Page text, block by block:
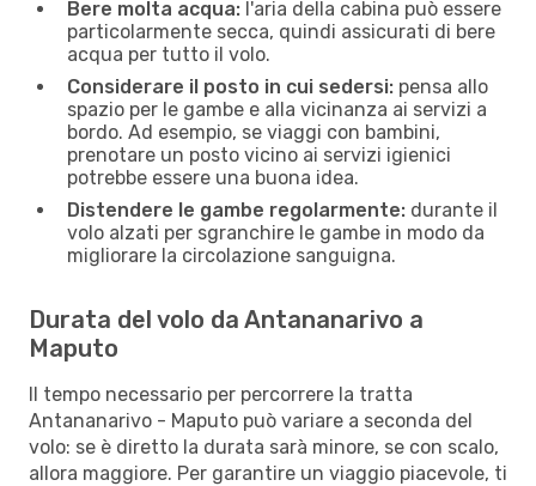
Bere molta acqua: l'aria della cabina può essere
particolarmente secca, quindi assicurati di bere
acqua per tutto il volo.
Considerare il posto in cui sedersi: pensa allo
spazio per le gambe e alla vicinanza ai servizi a
bordo. Ad esempio, se viaggi con bambini,
prenotare un posto vicino ai servizi igienici
potrebbe essere una buona idea.
Distendere le gambe regolarmente: durante il
volo alzati per sgranchire le gambe in modo da
migliorare la circolazione sanguigna.
Durata del volo da Antananarivo a
Maputo
Il tempo necessario per percorrere la tratta
Antananarivo - Maputo può variare a seconda del
volo: se è diretto la durata sarà minore, se con scalo,
allora maggiore. Per garantire un viaggio piacevole, ti